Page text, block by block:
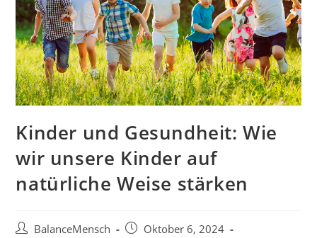
Kinder und Gesundheit: Wie
wir unsere Kinder auf
natürliche Weise stärken
BalanceMensch
Oktober 6, 2024